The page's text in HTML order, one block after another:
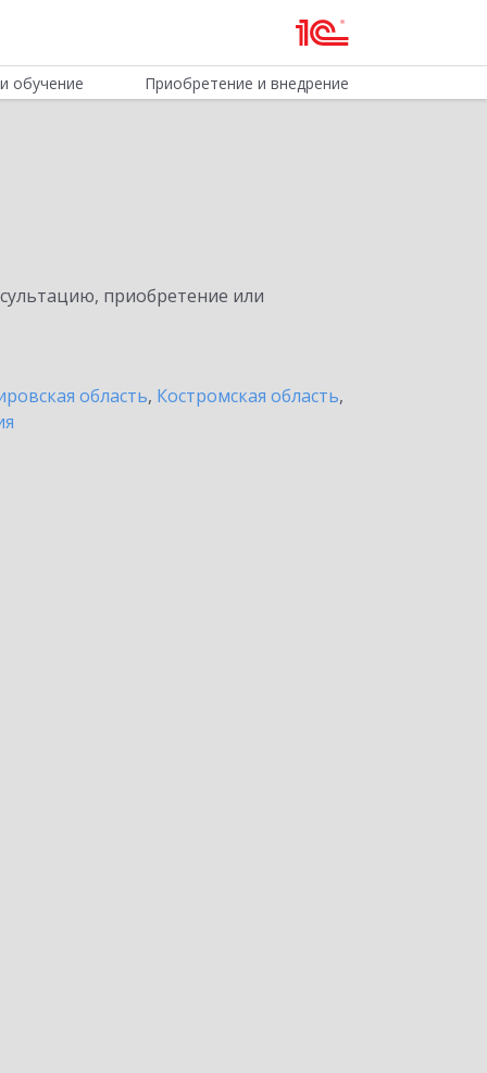
обучение Приобретение и внедрение
приобретение или
область, Костромская область,